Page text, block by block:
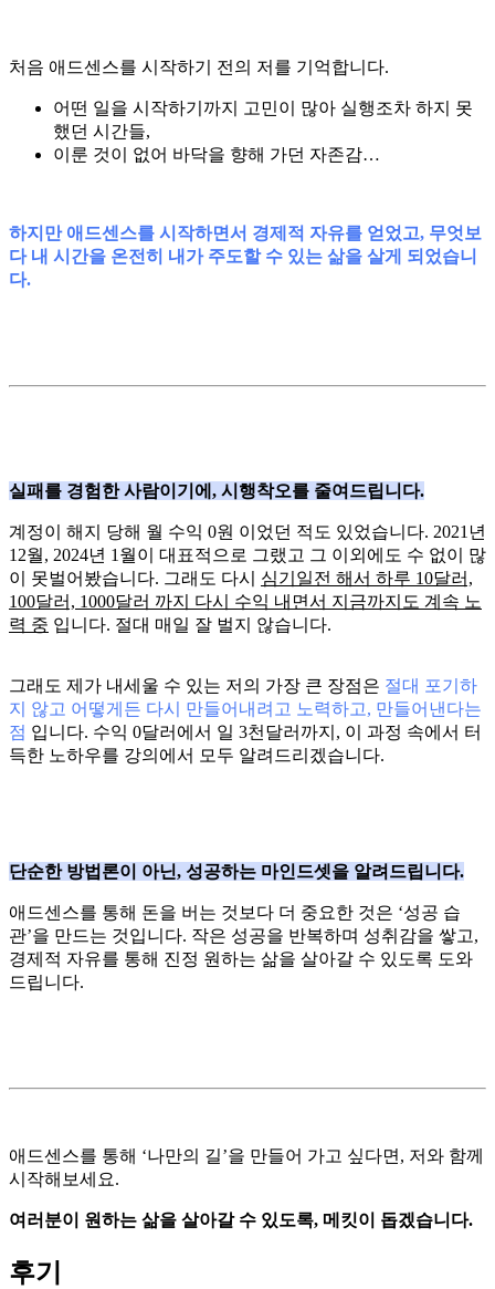
처음 애드센스를 시작하기 전의 저를 기억합니다.
어떤 일을 시작하기까지 고민이 많아 실행조차 하지 못
했던 시간들,
이룬 것이 없어 바닥을 향해 가던 자존감…
하지만 애드센스를 시작하면서 경제적 자유를 얻었고, 무엇보
다 내 시간을 온전히 내가 주도할 수 있는 삶을 살게 되었습니
다.
실패를 경험한 사람이기에, 시행착오를 줄여드립니다.
계정이 해지 당해 월 수익 0원 이었던 적도 있었습니다. 2021년
12월, 2024년 1월이 대표적으로 그랬고 그 이외에도 수 없이 많
이 못벌어봤습니다. 그래도 다시 심기일전 해서 하루 10달러,
100달러, 1000달러 까지 다시 수익 내면서 지금까지도 계속 노
력 중 입니다. 절대 매일 잘 벌지 않습니다.
그래도 제가 내세울 수 있는 저의 가장 큰 장점은 절대 포기하
지 않고 어떻게든 다시 만들어내려고 노력하고, 만들어낸다는
점 입니다. 수익 0달러에서 일 3천달러까지, 이 과정 속에서 터
득한 노하우를 강의에서 모두 알려드리겠습니다.
단순한 방법론이 아닌, 성공하는 마인드셋을 알려드립니다.
애드센스를 통해 돈을 버는 것보다 더 중요한 것은 ‘성공 습
관’을 만드는 것입니다. 작은 성공을 반복하며 성취감을 쌓고,
경제적 자유를 통해 진정 원하는 삶을 살아갈 수 있도록 도와
드립니다.
애드센스를 통해 ‘나만의 길’을 만들어 가고 싶다면, 저와 함께
시작해보세요.
여러분이 원하는 삶을 살아갈 수 있도록, 메킷이 돕겠습니다.
후기